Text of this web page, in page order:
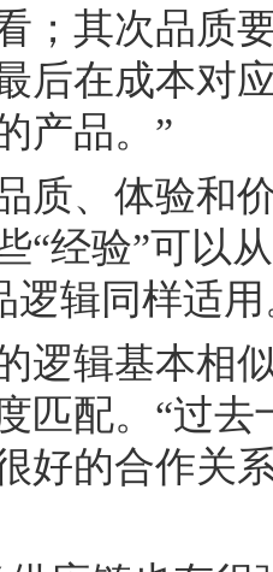
；其次品质
后在成本对
产品。”
、体验和价
“经验”可以
逻辑同样适
辑基本相似
匹配。“过
好的合作关